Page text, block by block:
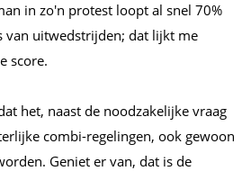
in zo'n protest loopt al snel 70%
van uitwedstrijden; dat lijkt me
score.
het, naast de noodzakelijke vraag
combi-regelingen, ook gewoon
Geniet er van, dat is de